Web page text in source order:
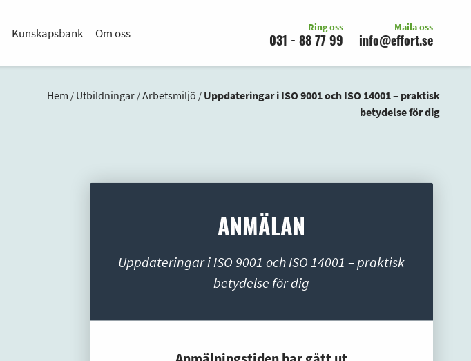
Kunskapsbank Om oss Ring oss
031 - 88 77 99
Maila oss
info@effort.se
Hem / Utbildningar /Arbetsmiljö / Uppdateringar i ISO 9001 och ISO 14001 – praktisk
betydelse för dig
ANMÄLAN
Uppdateringar i ISO 9001 och ISO 14001 – praktisk
betydelse för dig